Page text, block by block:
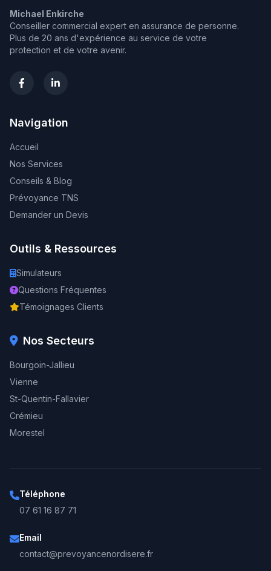
Michael Enkirche
Conseiller commercial expert en assurance de personne.
Plus de 20 ans d'expérience au service de votre
protection et de votre avenir.
Navigation
Accueil
Nos Services
Conseils & Blog
Prévoyance TNS
Demander un Devis
Outils & Ressources
Simulateurs
Questions Fréquentes
Témoignages Clients
Nos Secteurs
Bourgoin-Jallieu
Vienne
St-Quentin-Fallavier
Crémieu
Morestel
Téléphone
07 61 16 87 71
Email
contact@prevoyancenordisere.fr